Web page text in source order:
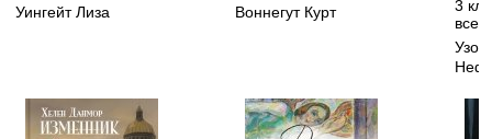
Уингейт Лиза Воннегут Курт
3
все